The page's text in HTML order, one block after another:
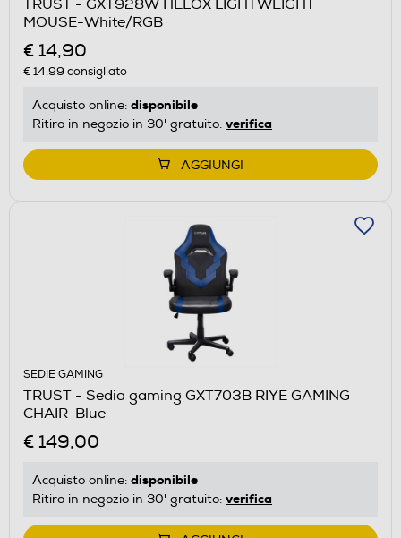
TRUST - GXT928W HELOX LIGHTWEIGHT
MOUSE-White/RGB
€ 14,90
€ 14,99 consigliato
Acquisto online: disponibile
Ritiro in negozio in 30' gratuito: verifica
AGGIUNGI
SEDIE GAMING
TRUST - Sedia gaming GXT703B RIYE GAMING
CHAIR-Blue
€ 149,00
Acquisto online: disponibile
Ritiro in negozio in 30' gratuito: verifica